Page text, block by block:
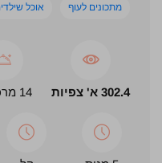
מתכונים לעוף אוכל
302.4 א' צפיות 14 מרכיבים